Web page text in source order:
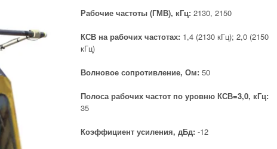
Рабочие частоты (ГМВ), кГц:2130, 2150
КСВ на рабочих частотах: 1,4 (2130 кГц); 2,0 (2150
кГц)
Волновое сопротивление, Ом:50
Полоса рабочих частот по уровню КСВ=3,0, кГц:
35
Коэффициент усиления, дБд:-12